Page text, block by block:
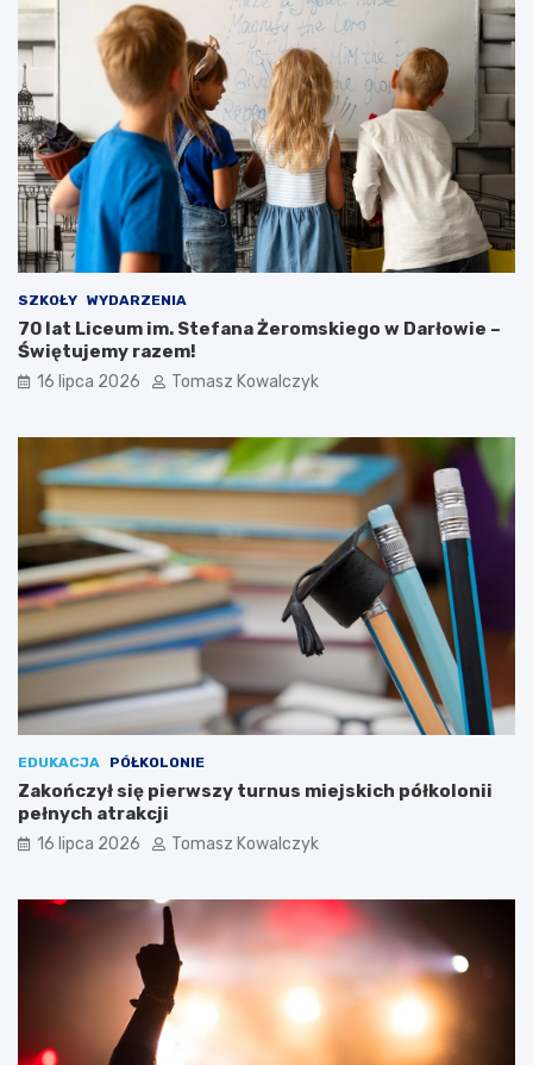
SZKOŁY WYDARZENIA
70 lat Liceum im. Stefana Żeromskiego w Darłowie –
Świętujemy razem!
16 lipca 2026 Tomasz Kowalczyk
EDUKACJA PÓŁKOLONIE
Zakończył się pierwszy turnus miejskich półkolonii
pełnych atrakcji
16 lipca 2026 Tomasz Kowalczyk